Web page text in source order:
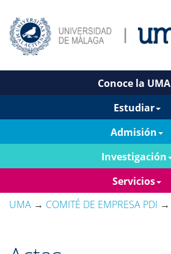
Conoce la UMA
Estudiar
Admisión
Investigación
Servicios
UMA → COMITÉ DE EMPRESA PDI →